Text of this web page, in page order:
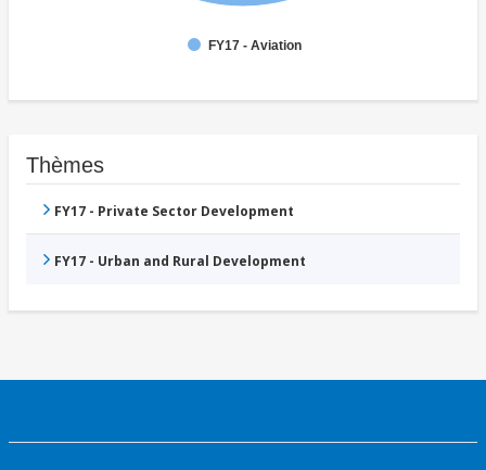
FY17 - Aviation
Thèmes
FY17 - Private Sector Development
FY17 - Urban and Rural Development